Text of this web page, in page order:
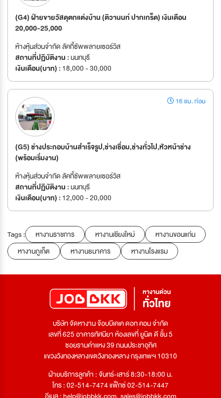
(G4) ฝ่ายขายวัสดุตกแต่งบ้าน (ติวานนท์ ปากเกร็ด) เงินเดือน
20,000-25,000
ห้างหุ้นส่วนจำกัด ลัคกี้ซัพพลายเซอร์วิส
สถานที่ปฏิบัติงาน :นนทบุรี
เงินเดือน(บาท) : 18,000 - 30,000
16 ชม. ก่อน
(G5) ช่างประกอบบ้านสำเร็จรูป,ช่างเชื่อม,ช่างทั่วไป,หัวหน้าช่าง
(พร้อมเริ่มงาน)
ห้างหุ้นส่วนจำกัด ลัคกี้ซัพพลายเซอร์วิส
สถานที่ปฏิบัติงาน :นนทบุรี
เงินเดือน(บาท) : 12,000 - 20,000
Tags : หางานราชการ หางานเชียงใหม่
หางานขอนแก่น
หางานภูเก็ต
หางานธนาคาร หางานโรงแรม
บริษัท จัดหางาน จ๊อบบีเคเค ดอท คอม จำกัด
เลขที่ 625 อาคารทัศนียา ห้องเลขที่ ยูนิต ดี ชั้น 5
ซอยรามคำแหง 39 ถนนประชาอุทิศ
แขวงวังทองหลางเขตวังทองหลาง กรุงเทพฯ 10310
ฝ่ายบริการลูกค้า : จันทร์-เสาร์ 8:30-18:00 น.
โทร : 02-514-7474 แฟ็กซ์ 02-514-7447